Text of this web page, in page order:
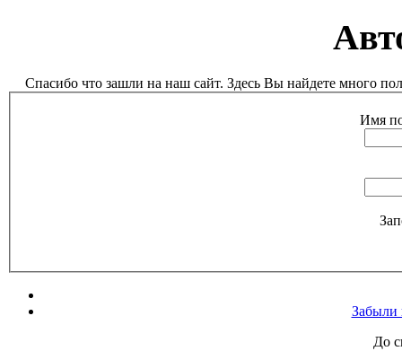
Спасибо что зашли на наш сайт. Здесь Вы найдете много
Имя
Забыли
До